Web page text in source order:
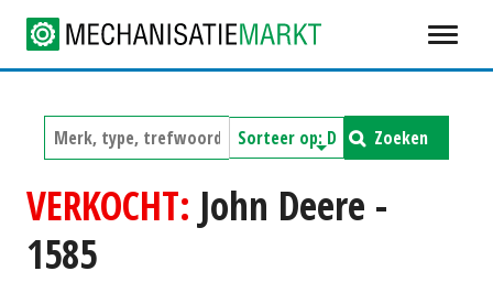
Zoeken
VERKOCHT: John Deere -
1585